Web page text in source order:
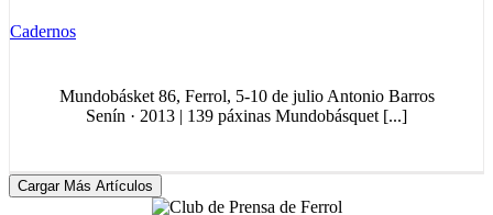
Cadernos
Mundobásket 86, Ferrol, 5-10 de julio Antonio Barros
Senín · 2013 | 139 páxinas Mundobásquet [...]
Cargar Más Artículos